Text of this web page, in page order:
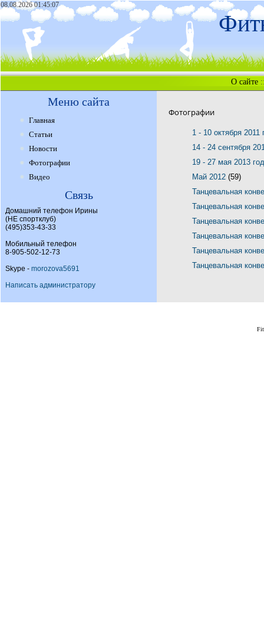
08.08.2026 01:45:07
О сайте
Меню сайта
Главная
Статьи
Новости
Фотографии
Видео
Связь
Домашний телефон Ирины
(НЕ спортклуб)
(495)353-43-33
Мобильный телефон
8-905-502-12-73
Skype - morozova5691
Написать администратору
Фотографии
1 - 10 октября 2011
14 - 24 сентября
19 - 27 мая 2013
Май 2012 (59)
Танцевальная
Танцевальная
Танцевальная
Танцевальная
Танцевальная
Танцевальная